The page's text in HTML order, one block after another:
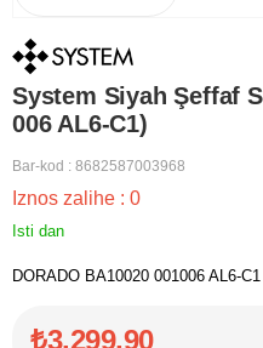
System Siyah Şeffaf
006 AL6-C1)
Bar-kod : 8682587003968
Iznos zalihe : 0
Isti dan
DORADO BA10020 001006 AL6-
₺3.299,90